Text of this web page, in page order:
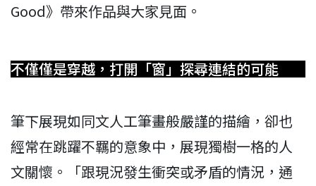
Good》帶來作品與大家見面。
不僅僅是穿越，打開「窗」探尋連結的可能
筆下展現如同文人工筆畫般嚴謹的描繪，卻也
經常在跳躍不羈的意象中，展現獨樹一格的人
文關懷。「跟現況發生衝突或矛盾的情況，通